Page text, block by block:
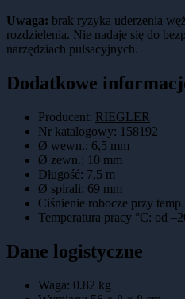
Uwaga: brak ryzyka uderzenia
rozdzielenia. Nie nadaje się do
narzędziach pulsacyjnych.
Dodatkowe
Producent: RIEGLER
Nr katalogowy: 158192
Ø wewn.: 6,5 mm
Ø zewn.: 10 mm
Długość: 7,5 m
Ø spirali: 69 mm
Ciśnienie robocze przy
Temperatura pracy °C: od
Dane logistyczne
Waga: 0.82 kg